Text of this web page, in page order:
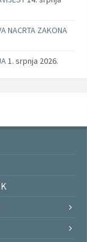
NACRTA ZAKONA
1. srpnja 2026.